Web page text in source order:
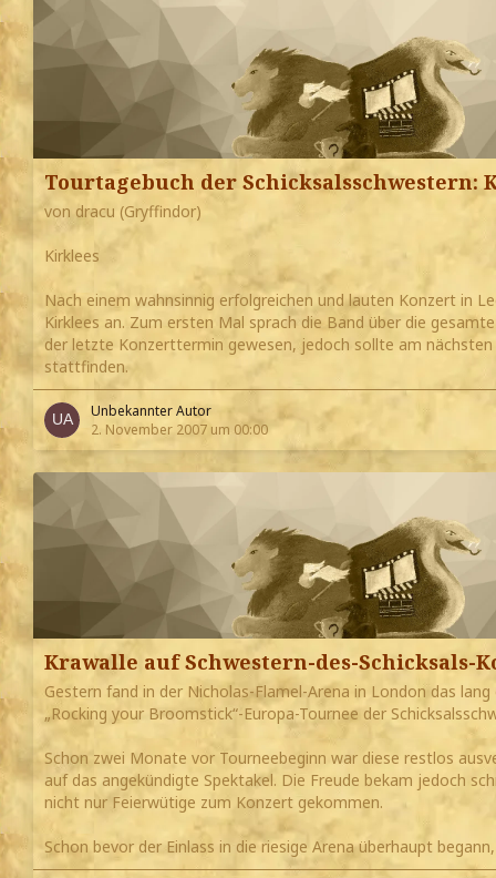
Tourtagebuch der Schicksalsschwestern:
von dracu (Gryffindor)
Kirklees
Nach einem wahnsinnig erfolgreichen und lauten Konzert in
Kirklees an. Zum ersten Mal sprach die Band über die
der letzte Konzerttermin gewesen, jedoch sollte am
stattfinden.
Unbekannter Autor
2. November 2007 um 00:00
Krawalle auf Schwestern-des-Schicksals-
Gestern fand in der Nicholas-Flamel-Arena in London das
„Rocking your Broomstick“-Europa-Tournee der
Schon zwei Monate vor Tourneebeginn war diese restlos
auf das angekündigte Spektakel. Die Freude bekam jedoch
nicht nur Feierwütige zum Konzert gekommen.
Schon bevor der Einlass in die riesige Arena überhaupt